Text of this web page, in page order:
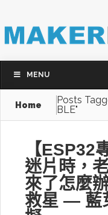
MENU
Home
Posts
BLE"
【ESP32
迷片時，
來了怎麼
救星 — 藍